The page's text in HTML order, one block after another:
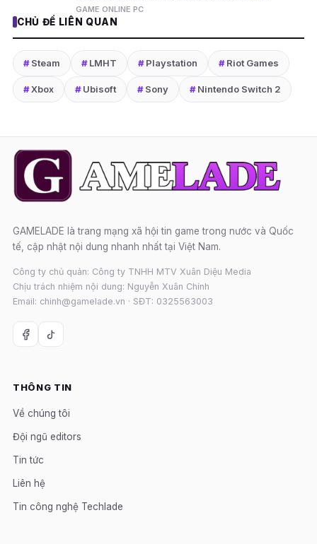
GAME ONLINE PC
CHỦ ĐỀ LIÊN QUAN
#Steam #LMHT #Playstation #Riot Games
#Xbox #Ubisoft #Sony #Nintendo Switch 2
GAMELADE là trang mạng xã hội tin game trong nước và Quốc
tế, cập nhật nội dung nhanh nhất tại Việt Nam.
Công ty chủ quản: Công ty TNHH MTV Xuân Diệu Media
Chịu trách nhiệm nội dung: Nguyễn Xuân Chính
Email: chinh@gamelade.vn · SĐT: 0325563003
THÔNG TIN
Về chúng tôi
Đội ngũ editors
Tin tức
Liên hệ
Tin công nghệ Techlade